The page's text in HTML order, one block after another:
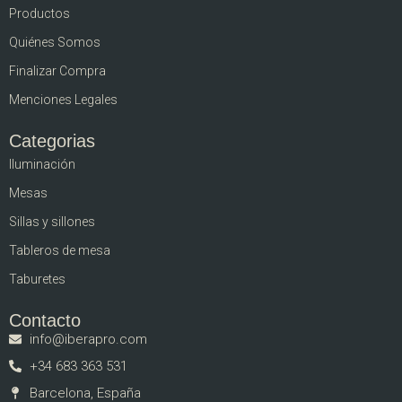
Productos
Quiénes Somos
Finalizar Compra
Menciones Legales
Categorias
Iluminación
Mesas
Sillas y sillones
Tableros de mesa
Taburetes
Contacto
info@iberapro.com
+34 683 363 531
Barcelona, España